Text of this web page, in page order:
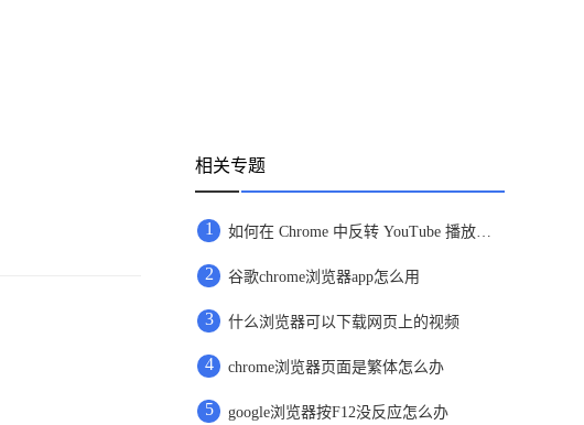
相关专题
1 如何在 Chrome 中反转 YouTube 播放列表?
2 谷歌chrome浏览器app怎么用
3 什么浏览器可以下载网页上的视频
4 chrome浏览器页面是繁体怎么办
5 google浏览器按F12没反应怎么办